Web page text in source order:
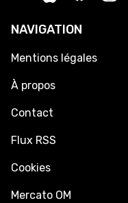
NAVIGATION
Mentions légales
À propos
Contact
Flux RSS
Cookies
Mercato OM